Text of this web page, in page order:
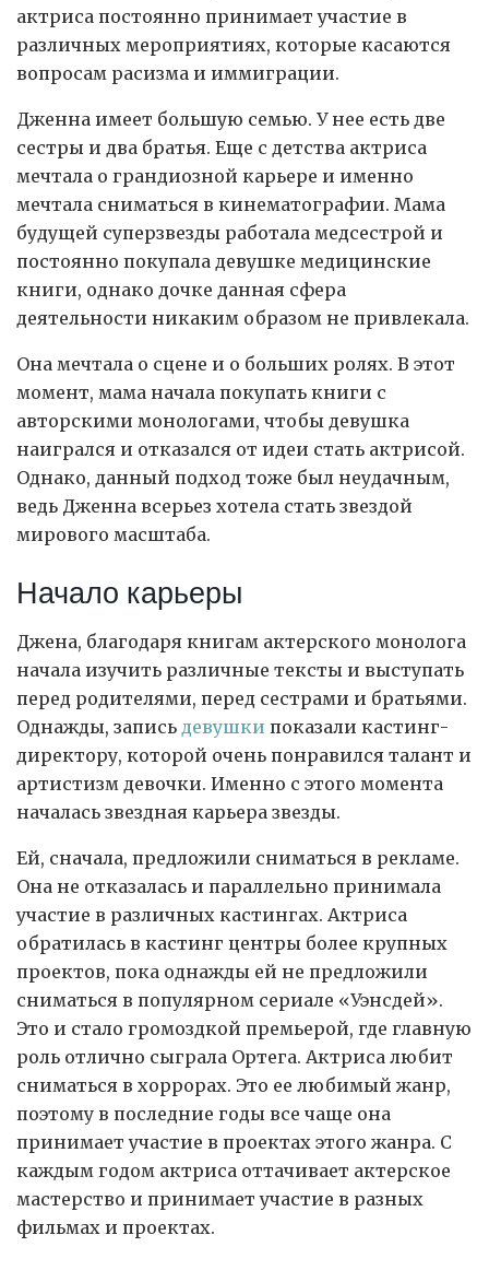
актриса постоянно принимает участие в
различных мероприятиях, которые касаются
вопросам расизма и иммиграции.
Дженна имеет большую семью. У нее есть две
сестры и два братья. Еще с детства актриса
мечтала о грандиозной карьере и именно
мечтала сниматься в кинематографии. Мама
будущей суперзвезды работала медсестрой и
постоянно покупала девушке медицинские
книги, однако дочке данная сфера
деятельности никаким образом не привлекала.
Она мечтала о сцене и о больших ролях. В этот
момент, мама начала покупать книги с
авторскими монологами, чтобы девушка
наигрался и отказался от идеи стать актрисой.
Однако, данный подход тоже был неудачным,
ведь Дженна всерьез хотела стать звездой
мирового масштаба.
Начало карьеры
Джена, благодаря книгам актерского монолога
начала изучить различные тексты и выступать
перед родителями, перед сестрами и братьями.
Однажды, запись девушки показали кастинг-
директору, которой очень понравился талант и
артистизм девочки. Именно с этого момента
началась звездная карьера звезды.
Ей, сначала, предложили сниматься в рекламе.
Она не отказалась и параллельно принимала
участие в различных кастингах. Актриса
обратилась в кастинг центры более крупных
проектов, пока однажды ей не предложили
сниматься в популярном сериале «Уэнсдей».
Это и стало громоздкой премьерой, где главную
роль отлично сыграла Ортега. Актриса любит
сниматься в хоррорах. Это ее любимый жанр,
поэтому в последние годы все чаще она
принимает участие в проектах этого жанра. С
каждым годом актриса оттачивает актерское
мастерство и принимает участие в разных
фильмах и проектах.